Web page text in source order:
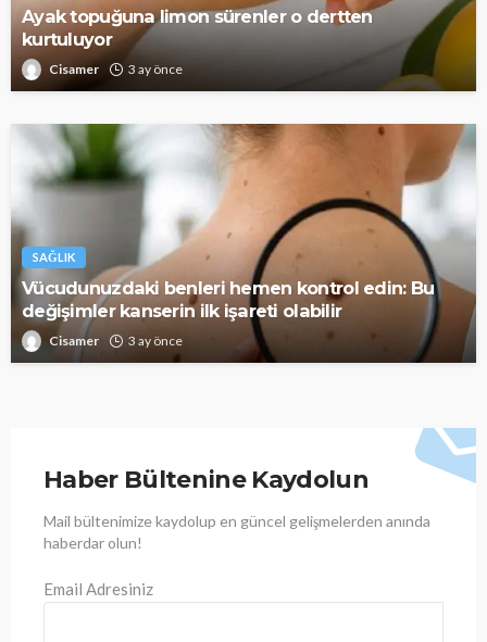
Ayak topuğuna limon sürenler o dertten
kurtuluyor
Cisamer 3 ay önce
SAĞLIK
Vücudunuzdaki benleri hemen kontrol edin: Bu
değişimler kanserin ilk işareti olabilir
Cisamer 3 ay önce
Haber Bültenine Kaydolun
Mail bültenimize kaydolup en güncel gelişmelerden anında
haberdar olun!
Email Adresiniz